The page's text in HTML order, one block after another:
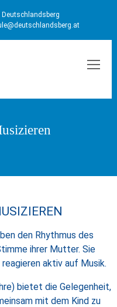
den Rhythmus des
ihrer Mutter. Sie
aktiv auf Musik.
bietet die Gelegenheit,
mit dem Kind zu